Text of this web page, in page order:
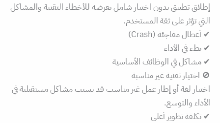
إطلاق تطبيق بدون اختبار شامل يعرضه للأخطاء التقنية والمشاكل
التي تؤثر على ثقة المستخدم.
✔ أعطال مفاجئة (Crash)
✔ بطء في الأداء
✔ مشاكل في الوظائف الأساسية
🚫 اختيار تقنية غير مناسبة
اختيار لغة أو إطار عمل غير مناسب قد يسبب مشاكل مستقبلية في
الأداء والتوسع.
✔ تكلفة تطوير أعلى